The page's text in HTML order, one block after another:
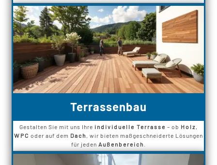
Terrassenbau
Gestalten Sie mit uns Ihre individuelle Terrasse – ob Holz,
WPC oder auf dem Dach , wir bieten maßgeschneiderte Lösungen
für jeden Außenbereich